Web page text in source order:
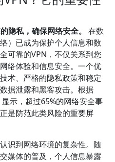
隐私，确保网络安全。
在数
）已成为保护个人信息和数
可靠的VPN，不仅关系到您
络体验和信息安全。一个优
术、严格的隐私政策和稳定
据泄露和黑客攻击。根据
示，超过65%的网络安全事
是防范此类风险的重要屏
识到网络环境的复杂性。随
媒体的普及，个人信息暴露